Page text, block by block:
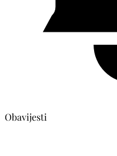
Obavijesti